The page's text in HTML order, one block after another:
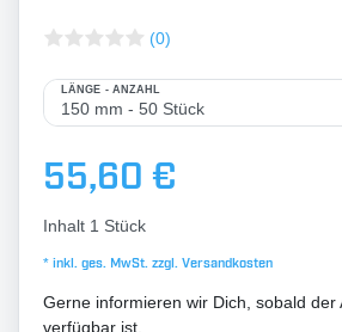
(0)
LÄNGE - ANZAHL
55,60 €
Inhalt 1 Stück
* inkl. ges. MwSt. zzgl. Versandkosten
Gerne informieren wir Dich, sobald der
verfügbar ist.